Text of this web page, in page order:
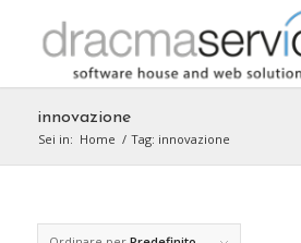
innovazione
Sei in: Home / Tag: innovazione